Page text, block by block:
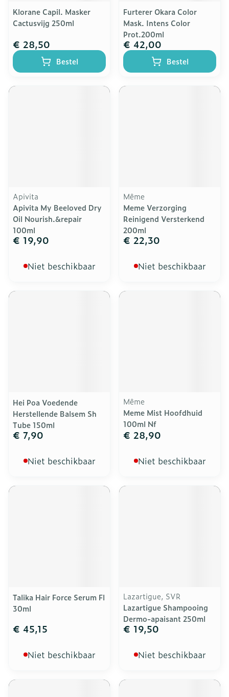
Klorane Capil. Masker
Cactusvijg 250ml
€ 28,50
Bestel
Furterer Okara Color
Mask. Intens Color
Prot.200ml
€ 42,00
Bestel
Apivita
Apivita My Beeloved Dry
Oil Nourish.&repair
100ml
€ 19,90
Niet beschikbaar
Même
Meme Verzorging
Reinigend Versterkend
200ml
€ 22,30
Niet beschikbaar
Hei Poa Voedende
Herstellende Balsem Sh
Tube 150ml
€ 7,90
Niet beschikbaar
Même
Meme Mist Hoofdhuid
100ml Nf
€ 28,90
Niet beschikbaar
Talika Hair Force Serum Fl
30ml
€ 45,15
Niet beschikbaar
Lazartigue, SVR
Lazartigue Shampooing
Dermo-apaisant 250ml
€ 19,50
Niet beschikbaar